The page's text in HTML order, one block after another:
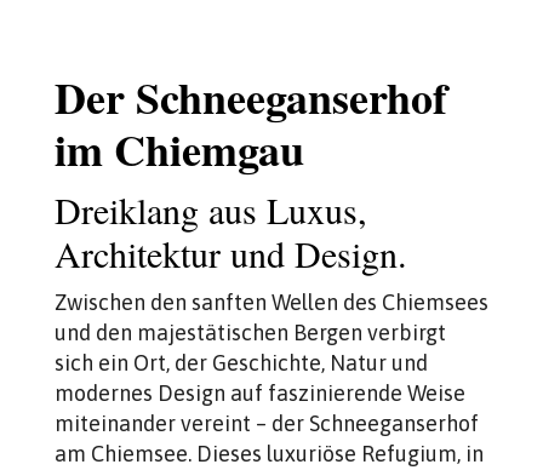
Der Schneeganserhof
im Chiemgau
Dreiklang aus Luxus,
Architektur und Design.
Zwischen den sanften Wellen des Chiemsees
und den majestätischen Bergen verbirgt
sich ein Ort, der Geschichte, Natur und
modernes Design auf faszinierende Weise
miteinander vereint – der Schneeganserhof
am Chiemsee. Dieses luxuriöse Refugium, in